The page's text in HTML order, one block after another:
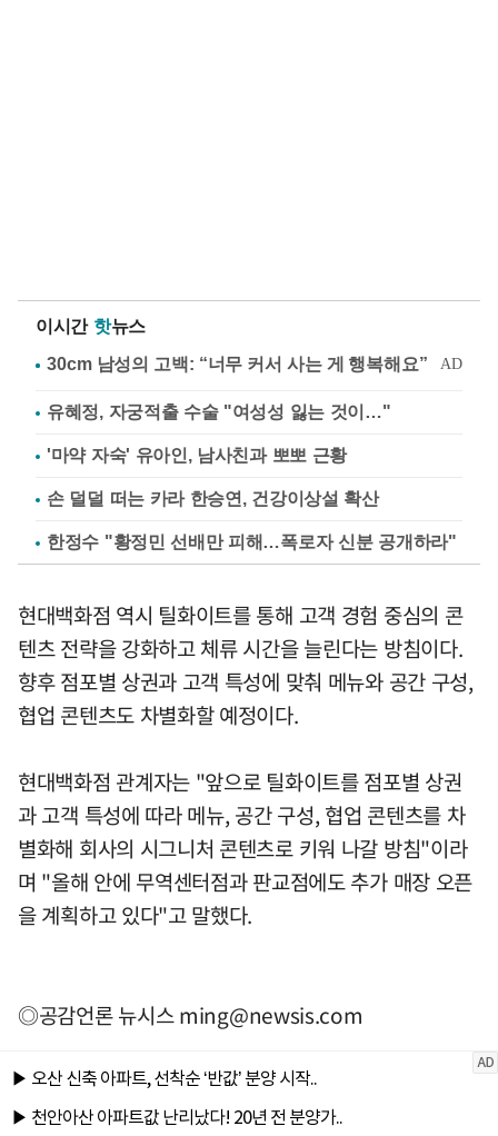
이시간 핫뉴스
유혜정, 자궁적출 수술 "여성성 잃는 것이…"
'마약 자숙' 유아인, 남사친과 뽀뽀 근황
손 덜덜 떠는 카라 한승연, 건강이상설 확산
한정수 "황정민 선배만 피해…폭로자 신분 공개하라"
현대백화점 역시 틸화이트를 통해 고객 경험 중심의 콘
텐츠 전략을 강화하고 체류 시간을 늘린다는 방침이다.
향후 점포별 상권과 고객 특성에 맞춰 메뉴와 공간 구성,
협업 콘텐츠도 차별화할 예정이다.
현대백화점 관계자는 "앞으로 틸화이트를 점포별 상권
과 고객 특성에 따라 메뉴, 공간 구성, 협업 콘텐츠를 차
별화해 회사의 시그니처 콘텐츠로 키워 나갈 방침"이라
며 "올해 안에 무역센터점과 판교점에도 추가 매장 오픈
을 계획하고 있다"고 말했다.
◎공감언론 뉴시스ming@newsis.com